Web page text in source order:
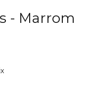
- Marrom